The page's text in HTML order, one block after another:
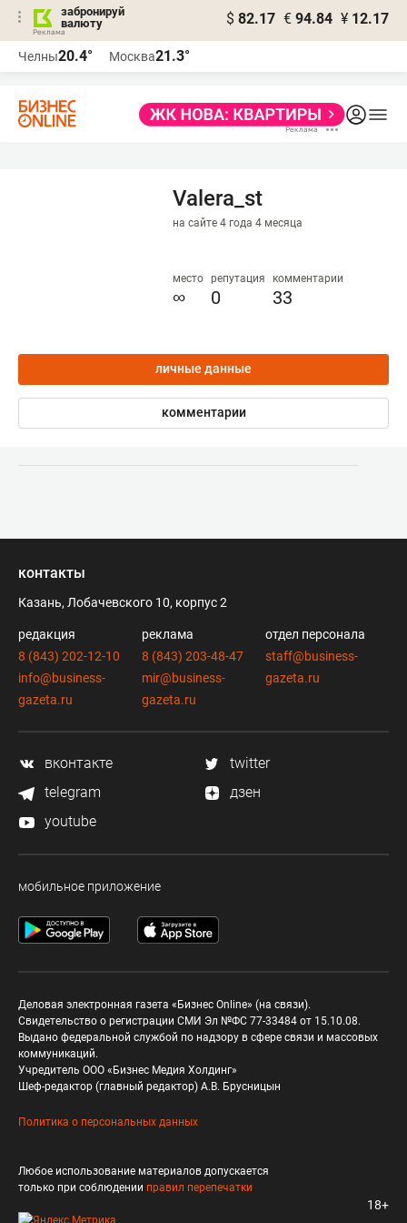
забронируй
валюту
$ 82.17 € 94.84 ¥ 12.17
Челны20.4° Москва21.3°
Valera_st
на сайте 4 года 4 месяца
место
∞
репутация
0
комментарии
33
личные данные
комментарии
контакты
Казань, Лобачевского 10, корпус 2
редакция
8 (843) 202-12-10
info@business-
gazeta.ru
реклама
8 (843) 203-48-47
mir@business-
gazeta.ru
отдел персонала
staff@business-
gazeta.ru
вконтакте
twitter
telegram
дзен
youtube
мобильное приложение
Деловая электронная газета «Бизнес Online» (на связи).
Свидетельство о регистрации СМИ Эл №ФС 77-33484 от 15.10.08.
Выдано федеральной службой по надзору в сфере связи и массовых
коммуникаций.
Учредитель ООО «Бизнес Медия Холдинг»
Шеф-редактор (главный редактор) А.В. Брусницын
Политика о персональных данных
Любое использование материалов допускается
только при соблюдении правил перепечатки
18+